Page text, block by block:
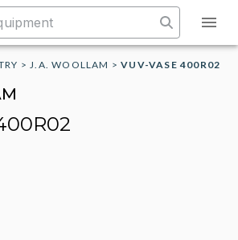
>J.A. WOOLLAM >VUV-VASE 400R02